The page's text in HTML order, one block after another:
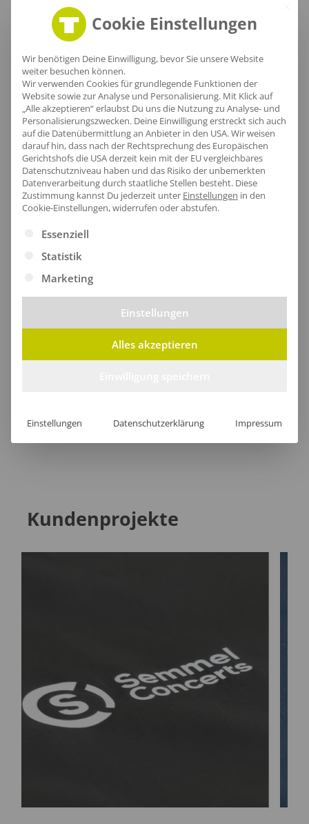
Eleganter Griff
Der geschwungene Holzgriff der Krücke liegt
angenehm in der Hand und sorgt für einen sicheren
Halt, während das robuste Metallgestänge und das
strapazierfähige 190T Nylon für Langlebigkeit und
Stabilität stehen.
Größentabelle
Lieferzeit
[jgm-review-widget]
Kundenprojekte
Cookie Einstellungen
Wir benötigen Deine Einwilligung, bevor Sie unsere Website
weiter besuchen können.
Wir verwenden Cookies für grundlegende Funktionen der
Website sowie zur Analyse und Personalisierung. Mit Klick auf
„Alle akzeptieren“ erlaubst Du uns die Nutzung zu Analyse- und
Personalisierungszwecken. Deine Einwilligung erstreckt sich auch
auf die Datenübermittlung an Anbieter in den USA. Wir weisen
darauf hin, dass nach der Rechtsprechung des Europäischen
Gerichtshofs die USA derzeit kein mit der EU vergleichbares
Datenschutzniveau haben und das Risiko der unbemerkten
Datenverarbeitung durch staatliche Stellen besteht. Diese
Zustimmung kannst Du jederzeit unter Einstellungen in den
Cookie-Einstellungen, widerrufen oder abstufen.
Es folgt eine Liste der Service-Gruppen, für die eine
Essenziell
Statistik
Marketing
Einstellungen
Alles akzeptieren
Einstellungen Datenschutzerklärung Impressum